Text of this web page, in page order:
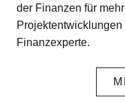
der Finanzen für
Finanzexperte.